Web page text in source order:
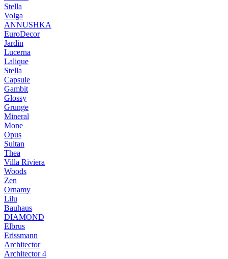
Stella
Volga
ANNUSHKA
EuroDecor
Jardin
Lucerna
Lalique
Stella
Capsule
Gambit
Glossy
Grunge
Mineral
Mone
Opus
Sultan
Thea
Villa Riviera
Woods
Zen
Ornamy
Lilu
Bauhaus
DIAMOND
Elbrus
Erissmann
Architector
Architector 4